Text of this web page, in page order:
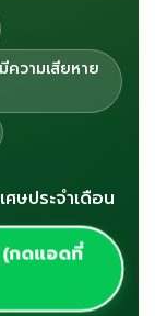
วามเสียหาย
ศษประจำเดือน
(กดแอดที่